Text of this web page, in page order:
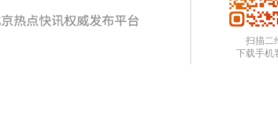
、音韵学家林伦伦在一场座谈会中呼吁，请大家
扫描二
下载手机